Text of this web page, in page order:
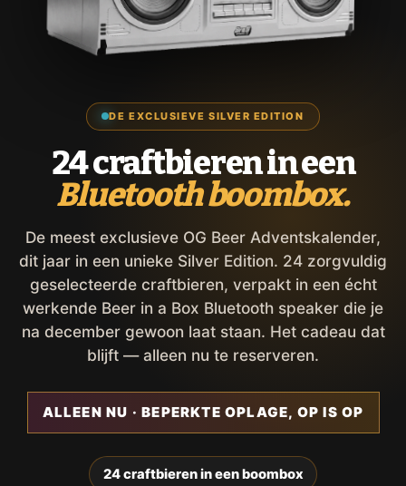
DE EXCLUSIEVE SILVER EDITION
24 craftbieren in een
Bluetooth boombox.
De meest exclusieve OG Beer Adventskalender,
dit jaar in een unieke Silver Edition. 24 zorgvuldig
geselecteerde craftbieren, verpakt in een écht
werkende Beer in a Box Bluetooth speaker die je
na december gewoon laat staan. Het cadeau dat
blijft — alleen nu te reserveren.
ALLEEN NU · BEPERKTE OPLAGE, OP IS OP
24 craftbieren in een boombox